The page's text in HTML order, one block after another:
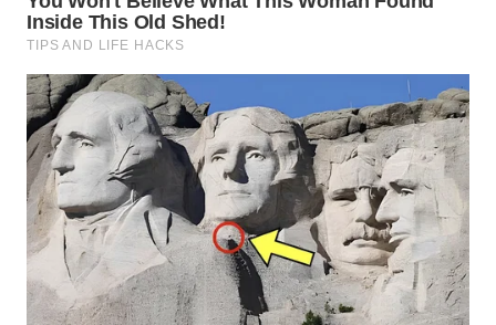
KALTARA
KALSEL
WN
KALTIM
WN
SULSEL
WN